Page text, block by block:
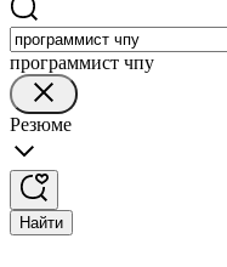
программист чпу
Резюме
Найти